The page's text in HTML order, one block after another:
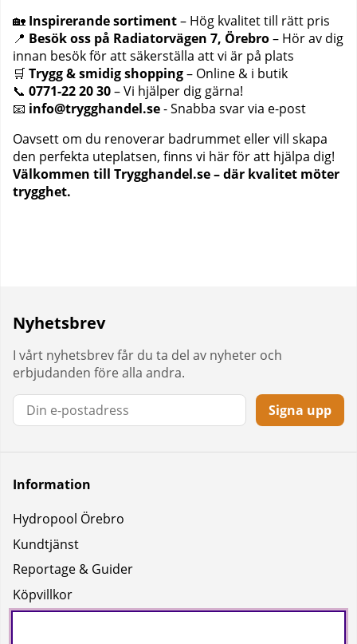
🏡 Inspirerande sortiment– Hög kvalitet till rätt pris
📍 Besök oss på Radiatorvägen 7, Örebro– Hör av dig
innan besök för att säkerställa att vi är på plats
🛒 Trygg & smidig shopping– Online & i butik
📞 0771-22 20 30– Vi hjälper dig gärna!
📧 info@trygghandel.se- Snabba svar via e-post
Oavsett om du renoverar badrummet eller vill skapa
den perfekta uteplatsen, finns vi här för att hjälpa dig!
Välkommen till Trygghandel.se – där kvalitet möter
trygghet.
Nyhetsbrev
I vårt nyhetsbrev får du ta del av nyheter och
erbjudanden före alla andra.
Signa upp
Information
Hydropool Örebro
Kundtjänst
Reportage & Guider
Köpvillkor